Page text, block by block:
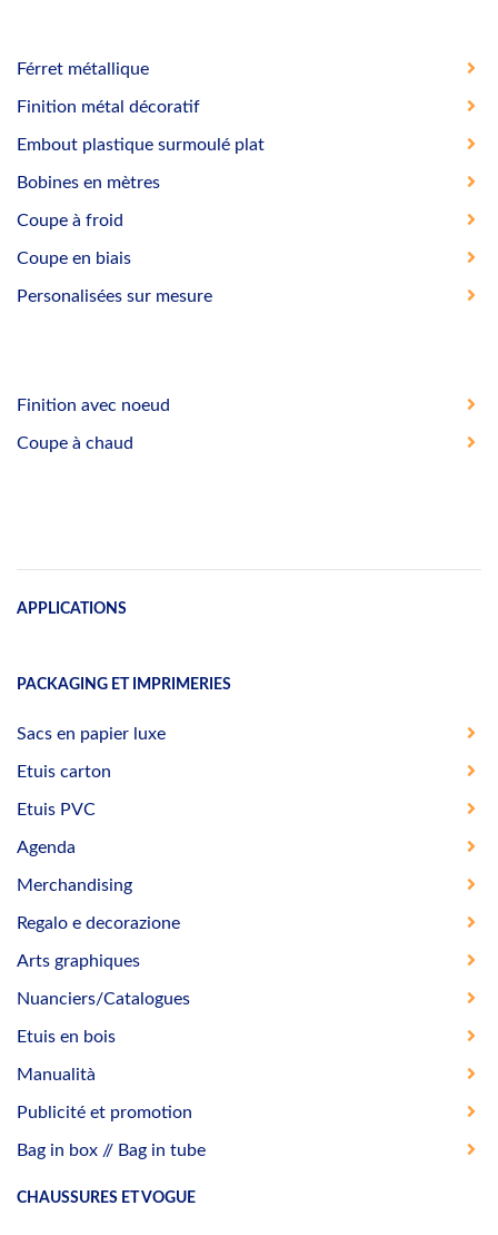
Férret métallique
Finition métal décoratif
Embout plastique surmoulé plat
Bobines en mètres
Coupe à froid
Coupe en biais
Personalisées sur mesure
Finition avec noeud
Coupe à chaud
APPLICATIONS
PACKAGING ET IMPRIMERIES
Sacs en papier luxe
Etuis carton
Etuis PVC
Agenda
Merchandising
Regalo e decorazione
Arts graphiques
Nuanciers/Catalogues
Etuis en bois
Manualità
Publicité et promotion
Bag in box // Bag in tube
CHAUSSURES ET VOGUE